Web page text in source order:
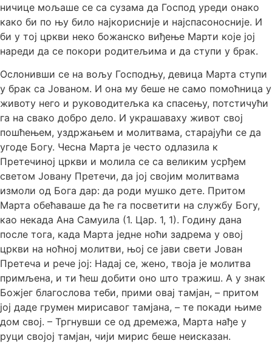
ничице мољаше се са сузама да Господ уреди онако
како би по њу било најкорисније и најспасоносније. И
би у тој цркви неко божанско виђење Марти које јој
нареди да се покори родитељима и да ступи у брак.
Ослонивши се на вољу Господњу, девица Марта ступи
у брак са Јованом. И она му беше не само помоћница у
животу него и руководитељка ка спасењу, потстичући
га на свако добро дело. И украшаваху живот свој
пошћењем, уздржањем и молитвама, старајући се да
угоде Богу. Чесна Марта је често одлазила к
Претечиној цркви и молила се са великим усрђем
светом Јовану Претечи, да јој својим молитвама
измоли од Бога дар: да роди мушко дете. Притом
Марта обећаваше да ће га посветити на службу Богу,
као некада Ана Самуила (1. Цар. 1, 1). Годину дана
после тога, када Марта једне ноћи задрема у овој
цркви на ноћној молитви, њој се јави свети Јован
Претеча и рече јој: Надај се, жено, твоја је молитва
примљена, и ти ћеш добити оно што тражиш. А у знак
Божјег благослова теби, прими овај тамјан, – притом
јој даде грумен мирисавог тамјана, – те покади њиме
дом свој. – Тргнувши се од дремежа, Марта нађе у
руци својој тамјан, чији мирис беше неисказан.